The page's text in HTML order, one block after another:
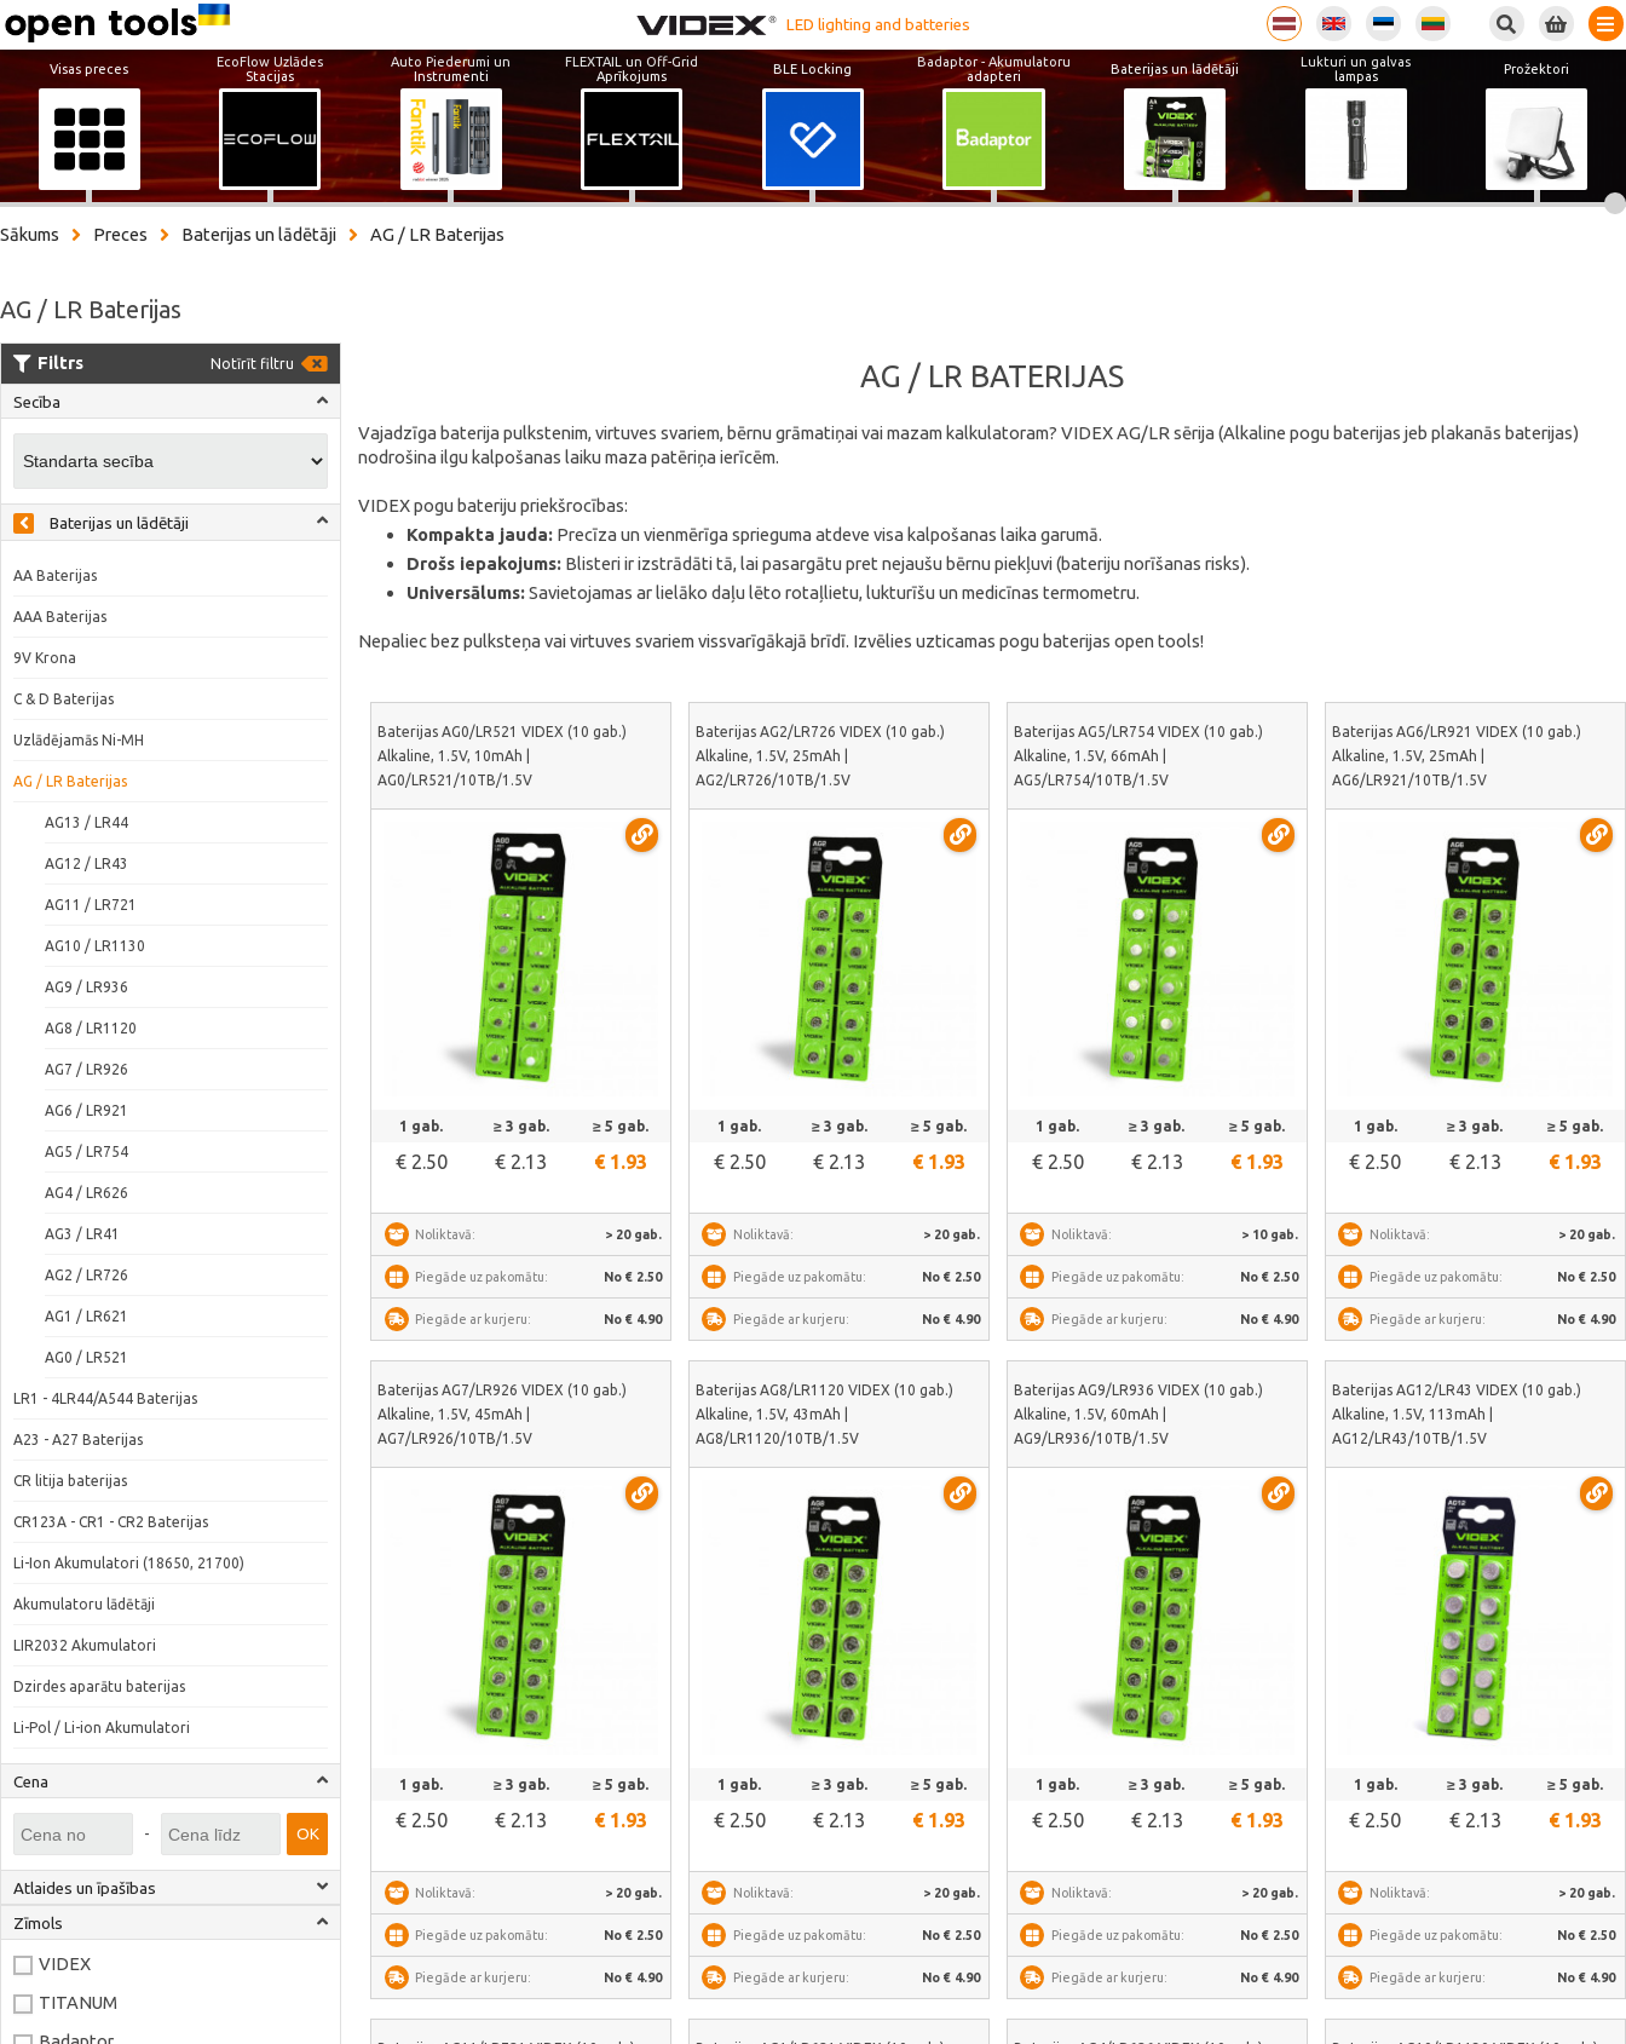
LED lighting and batteries
Visas preces
EcoFlow Uzlādes
Stacijas
Auto Piederumi un
Instrumenti
FLEXTAIL un Off-Grid
Aprīkojums
BLE Locking
Badaptor - Akumulatoru
adapteri
Baterijas un lādētāji
Lukturi un galvas
lampas
Prožektori
Sākums Preces Baterijas un lādētāji AG / LR Baterijas
AG / LR Baterijas
Filtrs Notīrīt filtru
Secība
Baterijas un lādētāji
AA Baterijas
AAA Baterijas
9V Krona
C & D Baterijas
Uzlādējamās Ni-MH
AG / LR Baterijas
AG13 / LR44
AG12 / LR43
AG11 / LR721
AG10 / LR1130
AG9 / LR936
AG8 / LR1120
AG7 / LR926
AG6 / LR921
AG5 / LR754
AG4 / LR626
AG3 / LR41
AG2 / LR726
AG1 / LR621
AG0 / LR521
LR1 - 4LR44/A544 Baterijas
A23 - A27 Baterijas
CR litija baterijas
CR123A - CR1 - CR2 Baterijas
Li-Ion Akumulatori (18650, 21700)
Akumulatoru lādētāji
LIR2032 Akumulatori
Dzirdes aparātu baterijas
Li-Pol / Li-ion Akumulatori
Cena
- OK
Atlaides un īpašības
Zīmols
VIDEX
TITANUM
AG / LR BATERIJAS
Vajadzīga baterija pulkstenim, virtuves svariem, bērnu grāmatiņai vai mazam kalkulatoram? VIDEX AG/LR sērija (Alkaline pogu baterijas jeb plakanās baterijas)
nodrošina ilgu kalpošanas laiku maza patēriņa ierīcēm.
VIDEX pogu bateriju priekšrocības:
Kompakta jauda:Precīza un vienmērīga sprieguma atdeve visa kalpošanas laika garumā.
Drošs iepakojums:Blisteri ir izstrādāti tā, lai pasargātu pret nejaušu bērnu piekļuvi (bateriju norīšanas risks).
Universālums:Savietojamas ar lielāko daļu lēto rotaļlietu, lukturīšu un medicīnas termometru.
Nepaliec bez pulksteņa vai virtuves svariem vissvarīgākajā brīdī. Izvēlies uzticamas pogu baterijas open tools!
Baterijas AG0/LR521 VIDEX (10 gab.)
Alkaline, 1.5V, 10mAh |
AG0/LR521/10TB/1.5V
1 gab.
€ 2.50
≥ 3 gab.
€ 2.13
≥ 5 gab.
€ 1.93
Noliktavā: > 20 gab.
Piegāde uz pakomātu: No € 2.50
Piegāde ar kurjeru: No € 4.90
Baterijas AG2/LR726 VIDEX (10 gab.)
Alkaline, 1.5V, 25mAh |
AG2/LR726/10TB/1.5V
1 gab.
€ 2.50
≥ 3 gab.
€ 2.13
≥ 5 gab.
€ 1.93
Noliktavā: > 20 gab.
Piegāde uz pakomātu: No € 2.50
Piegāde ar kurjeru: No € 4.90
Baterijas AG5/LR754 VIDEX (10 gab.)
Alkaline, 1.5V, 66mAh |
AG5/LR754/10TB/1.5V
1 gab.
€ 2.50
≥ 3 gab.
€ 2.13
≥ 5 gab.
€ 1.93
Noliktavā: > 10 gab.
Piegāde uz pakomātu: No € 2.50
Piegāde ar kurjeru: No € 4.90
Baterijas AG6/LR921 VIDEX (10 gab.)
Alkaline, 1.5V, 25mAh |
AG6/LR921/10TB/1.5V
1 gab.
€ 2.50
≥ 3 gab.
€ 2.13
≥ 5 gab.
€ 1.93
Noliktavā: > 20 gab.
Piegāde uz pakomātu: No € 2.50
Piegāde ar kurjeru: No € 4.90
Baterijas AG7/LR926 VIDEX (10 gab.)
Alkaline, 1.5V, 45mAh |
AG7/LR926/10TB/1.5V
1 gab.
€ 2.50
≥ 3 gab.
€ 2.13
≥ 5 gab.
€ 1.93
Noliktavā: > 20 gab.
Piegāde uz pakomātu: No € 2.50
Piegāde ar kurjeru: No € 4.90
Baterijas AG8/LR1120 VIDEX (10 gab.)
Alkaline, 1.5V, 43mAh |
AG8/LR1120/10TB/1.5V
1 gab.
€ 2.50
≥ 3 gab.
€ 2.13
≥ 5 gab.
€ 1.93
Noliktavā: > 20 gab.
Piegāde uz pakomātu: No € 2.50
Piegāde ar kurjeru: No € 4.90
Baterijas AG9/LR936 VIDEX (10 gab.)
Alkaline, 1.5V, 60mAh |
AG9/LR936/10TB/1.5V
1 gab.
€ 2.50
≥ 3 gab.
€ 2.13
≥ 5 gab.
€ 1.93
Noliktavā: > 20 gab.
Piegāde uz pakomātu: No € 2.50
Piegāde ar kurjeru: No € 4.90
Baterijas AG12/LR43 VIDEX (10 gab.)
Alkaline, 1.5V, 113mAh |
AG12/LR43/10TB/1.5V
1 gab.
€ 2.50
≥ 3 gab.
€ 2.13
≥ 5 gab.
€ 1.93
Noliktavā: > 20 gab.
Piegāde uz pakomātu: No € 2.50
Piegāde ar kurjeru: No € 4.90